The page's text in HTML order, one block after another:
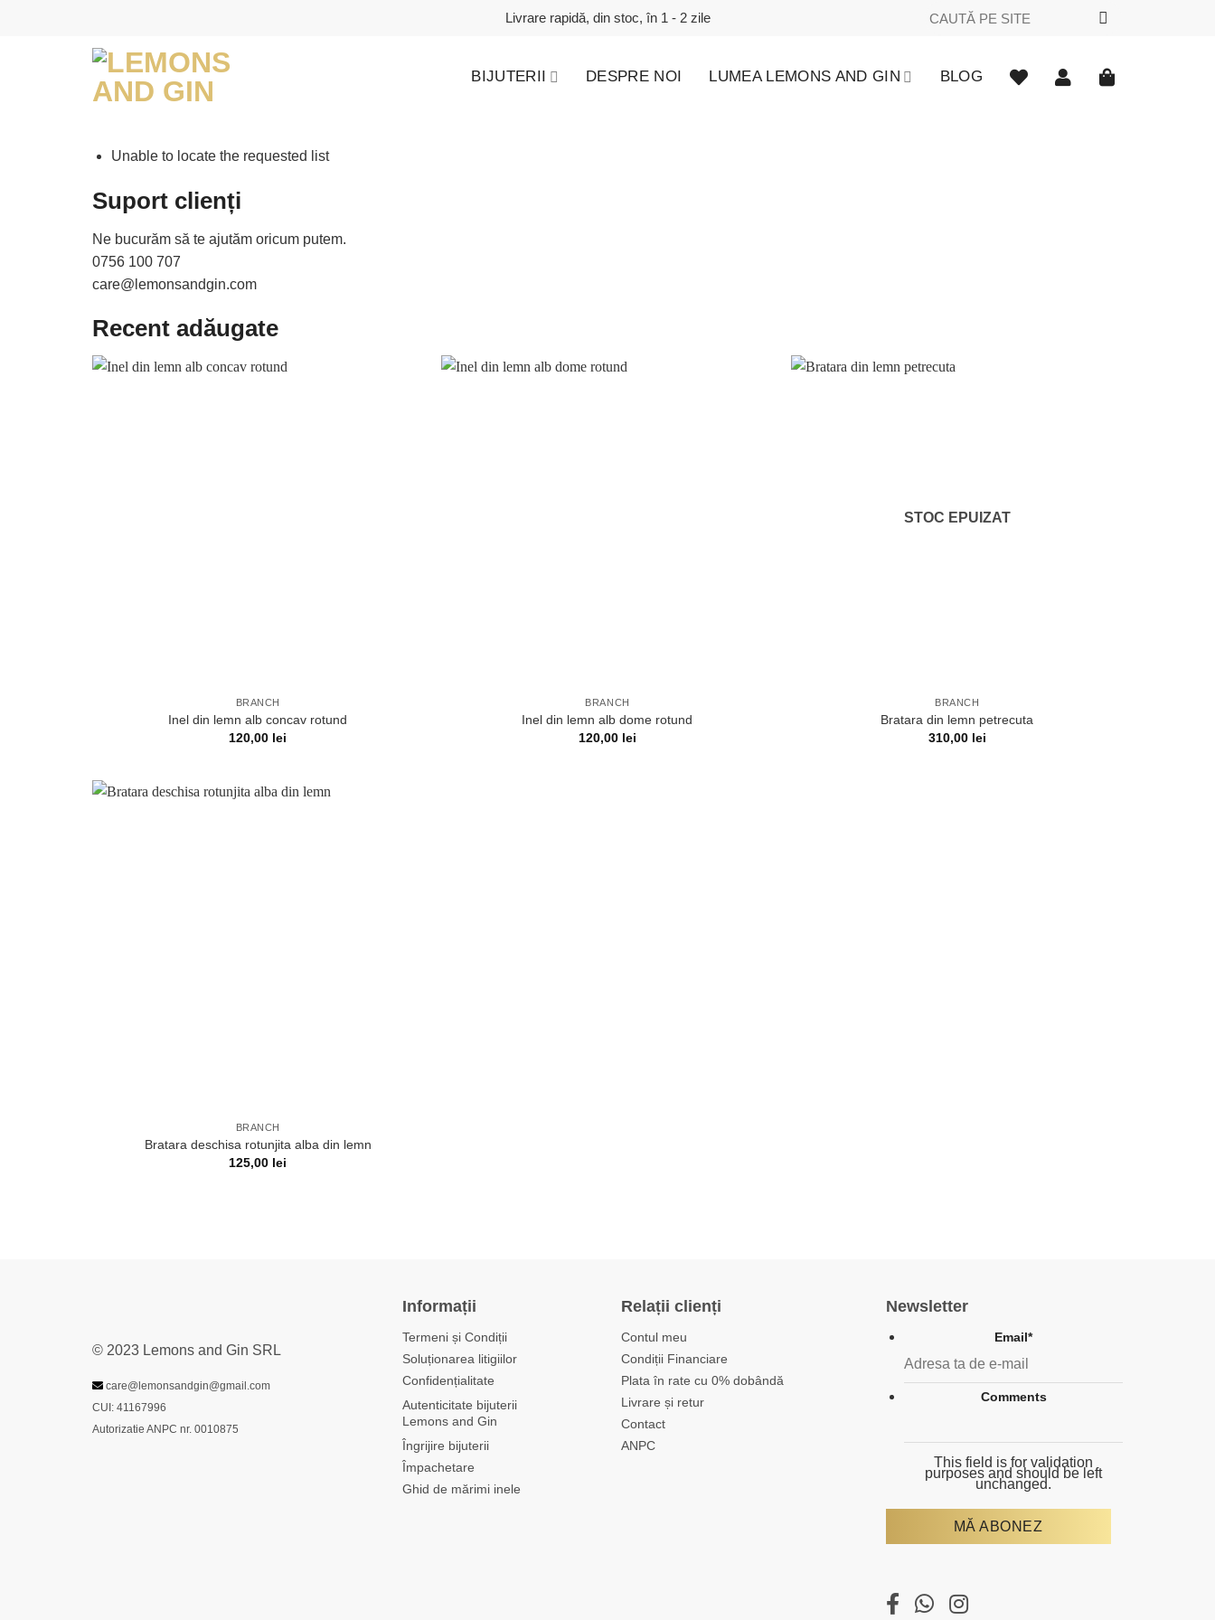
Livrare rapidă, din stoc, în 1 - 2 zile
Caută
BIJUTERII DESPRE NOI LUMEA LEMONS AND GIN BLOG
Unable to locate the requested list
Suport clienți
Ne bucurăm să te ajutăm oricum putem.
0756 100 707
care@lemonsandgin.com
Recent adăugate
BRANCH
Inel din lemn alb concav rotund
120,00 lei
BRANCH
Inel din lemn alb dome rotund
120,00 lei
STOC EPUIZAT
BRANCH
Bratara din lemn petrecuta
310,00 lei
BRANCH
Bratara deschisa rotunjita alba din lemn
125,00 lei
© 2023 Lemons and Gin SRL
care@lemonsandgin@gmail.com
CUI: 41167996
Autorizatie ANPC nr. 0010875
Informații
Termeni și Condiții
Soluționarea litigiilor
Confidențialitate
Autenticitate bijuterii
Lemons and Gin
Îngrijire bijuterii
Împachetare
Ghid de mărimi inele
Relații clienți
Contul meu
Condiții Financiare
Plata în rate cu 0% dobândă
Livrare și retur
Contact
ANPC
Newsletter
Email*
Comments
This field is for validation
purposes and should be left
unchanged.